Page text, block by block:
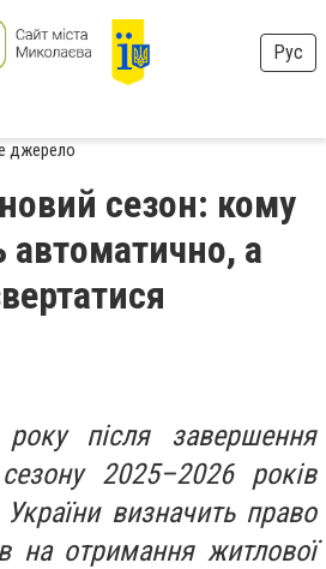
Рус
джерело
сезон: кому
автоматично, а
після завершення
2025–2026 років
визначить право
на отримання житлової